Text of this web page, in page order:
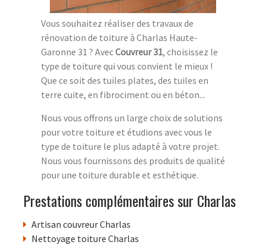
Vous souhaitez réaliser des travaux de
rénovation de toiture à Charlas Haute-
Garonne 31 ? AvecCouvreur 31, choisissez le
type de toiture qui vous convient le mieux !
Que ce soit des tuiles plates, des tuiles en
terre cuite, en fibrociment ou en béton...
Nous vous offrons un large choix de solutions
pour votre toiture et étudions avec vous le
type de toiture le plus adapté à votre projet.
Nous vous fournissons des produits de qualité
pour une toiture durable et esthétique.
Prestations complémentaires sur Charlas
Artisan couvreur Charlas
Nettoyage toiture Charlas